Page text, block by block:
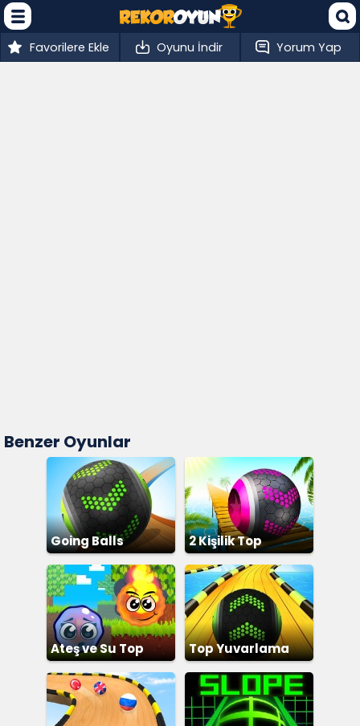
Favorilere Ekle Oyunu İndir Yorum Yap
Benzer Oyunlar
Going Balls
2 Kişilik Top
Yuvarlama
Ateş ve Su Top Top Yuvarlama